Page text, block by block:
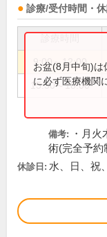
診療/受付時間・休
9:00～12:00
15:30～18:00
お盆(8月中旬)は
に必ず医療機関
備考:
・月
術(完全予約
休診日: 水、日、祝